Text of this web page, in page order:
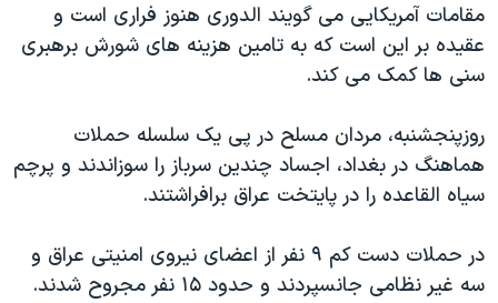
مقامات آمریکایی می گویند الدوری هنوز فراری است و
عقیده بر این است که به تامین هزینه های شورش برهبری
سنی ها کمک می کند.
روزپنجشنبه، مردان مسلح در پی یک سلسله حملات
هماهنگ در بغداد، اجساد چندین سرباز را سوزاندند و پرچم
سیاه القاعده را در پایتخت عراق برافراشتند.
در حملات دست کم ۹ نفر از اعضای نیروی امنیتی عراق و
سه غیر نظامی جانسپردند و حدود ۱۵ نفر مجروح شدند.